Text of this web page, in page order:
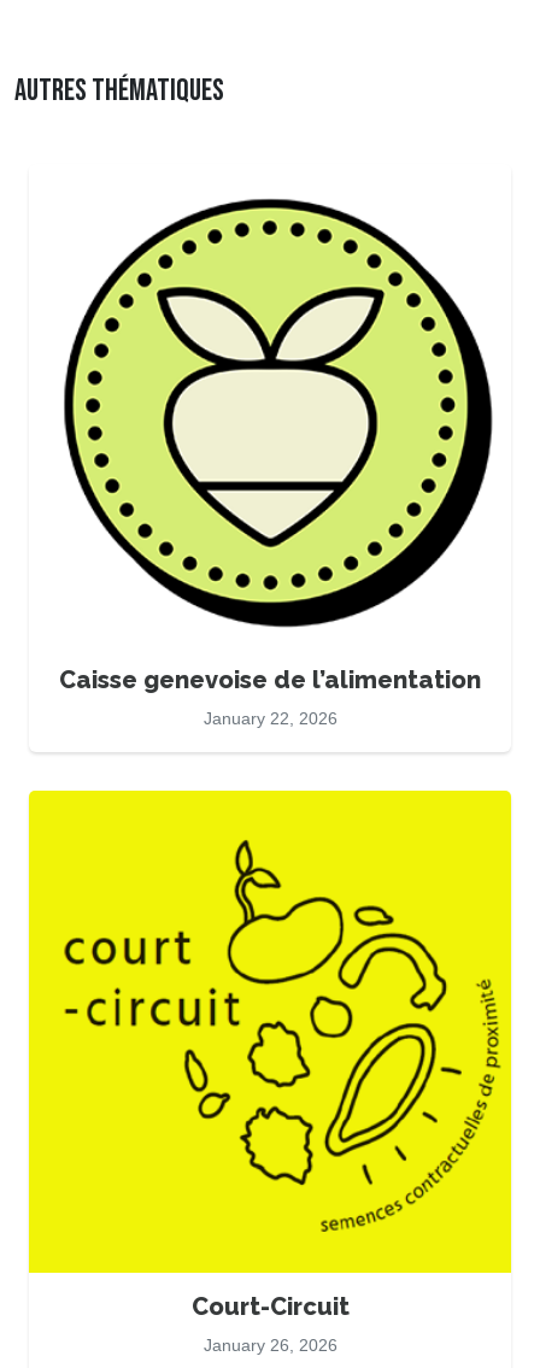
AUTRES THÉMATIQUES
Caisse genevoise de l’alimentation
January 22, 2026
Court-Circuit
January 26, 2026